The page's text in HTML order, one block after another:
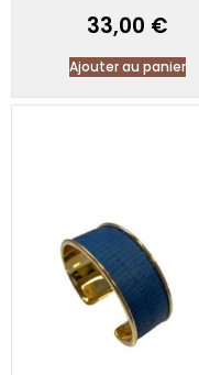
33,00 €
Ajouter au panier